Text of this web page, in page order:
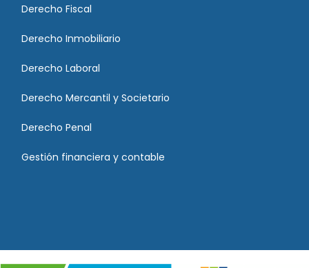
Derecho Fiscal
Derecho Inmobiliario
Derecho Laboral
Derecho Mercantil y Societario
Derecho Penal
Gestión financiera y contable